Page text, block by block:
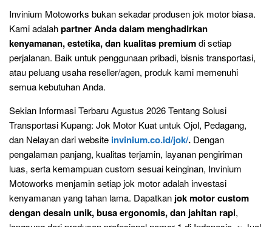
Invinium Motoworks bukan sekadar produsen jok motor biasa.
Kami adalahpartner Anda dalam menghadirkan
kenyamanan, estetika, dan kualitas premiumdi setiap
perjalanan. Baik untuk penggunaan pribadi, bisnis transportasi,
atau peluang usaha reseller/agen, produk kami memenuhi
semua kebutuhan Anda.
Sekian Informasi Terbaru Agustus 2026 Tentang Solusi
Transportasi Kupang: Jok Motor Kuat untuk Ojol, Pedagang,
dan Nelayan dari website invinium.co.id/jok/. Dengan
pengalaman panjang, kualitas terjamin, layanan pengiriman
luas, serta kemampuan custom sesuai keinginan, Invinium
Motoworks menjamin setiap jok motor adalah investasi
kenyamanan yang tahan lama. Dapatkan jok motor custom
dengan desain unik, busa ergonomis, dan jahitan rapi,